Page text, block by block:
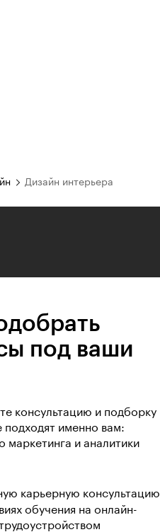
Дизайн интерьера
под ваши
консультацию и подборку
именно вам:
маркетинга и аналитики
карьерную консультацию
обучения на онлайн-